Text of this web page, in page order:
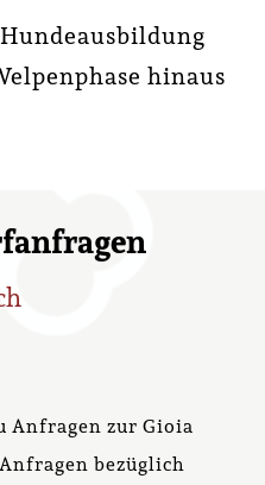
hinaus
Anfragen zur Gioia
bezüglich